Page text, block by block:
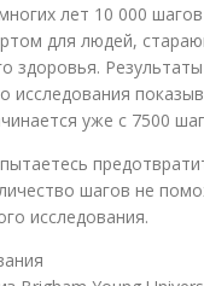
лет 10 000
для людей,
здоровья.
исследования
уже с 7500
шагов не
исследования.